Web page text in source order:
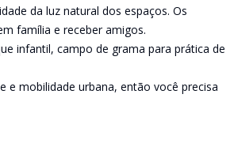
da luz natural dos espaços. Os
família e receber amigos.
infantil, campo de grama para prática de
e mobilidade urbana, então você precisa